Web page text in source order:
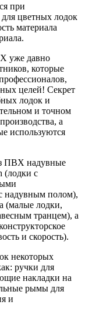
при
цветных лодок
материала
уже давно
которые
целей! Секрет
лодок и
и точном
а
используются
ПВХ надувные
(лодки с
надувным полом),
(малые лодки,
транцем), а
и скорость).
некоторых
ручки для
накладки на
рымы для
и